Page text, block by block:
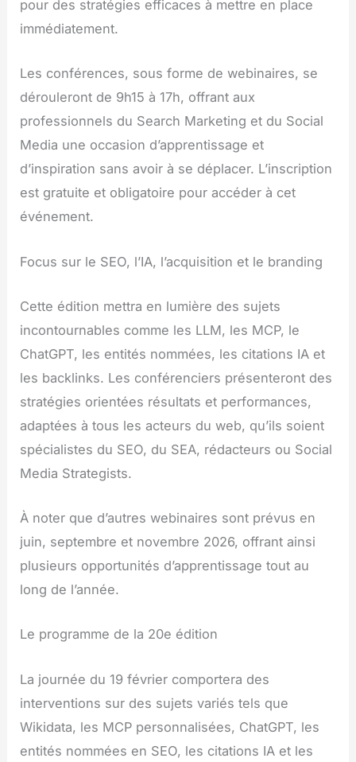
pour des stratégies efficaces à mettre en place
immédiatement.
Les conférences, sous forme de webinaires, se
dérouleront de 9h15 à 17h, offrant aux
professionnels du Search Marketing et du Social
Media une occasion d’apprentissage et
d’inspiration sans avoir à se déplacer. L’inscription
est gratuite et obligatoire pour accéder à cet
événement.
Focus sur le SEO, l’IA, l’acquisition et le branding
Cette édition mettra en lumière des sujets
incontournables comme les LLM, les MCP, le
ChatGPT, les entités nommées, les citations IA et
les backlinks. Les conférenciers présenteront des
stratégies orientées résultats et performances,
adaptées à tous les acteurs du web, qu’ils soient
spécialistes du SEO, du SEA, rédacteurs ou Social
Media Strategists.
À noter que d’autres webinaires sont prévus en
juin, septembre et novembre 2026, offrant ainsi
plusieurs opportunités d’apprentissage tout au
long de l’année.
Le programme de la 20e édition
La journée du 19 février comportera des
interventions sur des sujets variés tels que
Wikidata, les MCP personnalisées, ChatGPT, les
entités nommées en SEO, les citations IA et les